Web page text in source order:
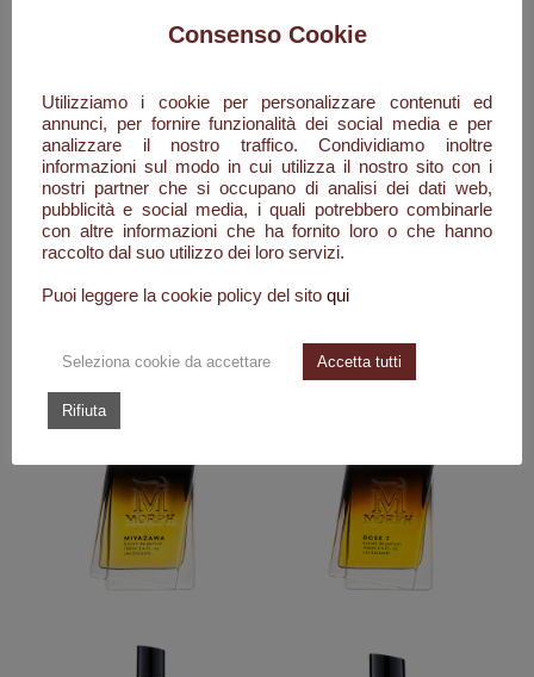
Consenso Cookie
Utilizziamo i cookie per personalizzare contenuti ed
annunci, per fornire funzionalità dei social media e per
analizzare il nostro traffico. Condividiamo inoltre
informazioni sul modo in cui utilizza il nostro sito con i
nostri partner che si occupano di analisi dei dati web,
pubblicità e social media, i quali potrebbero combinarle
con altre informazioni che ha fornito loro o che hanno
raccolto dal suo utilizzo dei loro servizi.
Puoi leggere la cookie policy del sito qui
Seleziona cookie da accettare Accetta tutti
Rifiuta